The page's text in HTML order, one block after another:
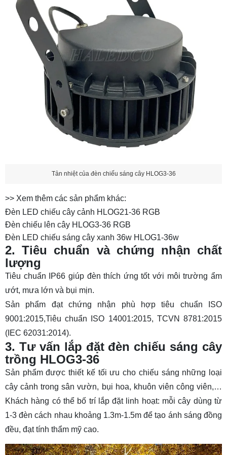
Tản nhiệt của đèn chiếu sáng cây HLOG3-36
>> Xem thêm các sản phẩm khác:
Đèn LED chiếu cây cảnh HLOG21-36 RGB
Đèn chiếu lên cây HLOG3-36 RGB
Đèn LED chiếu sáng cây xanh 36w HLOG1-36w
2. Tiêu chuẩn và chứng nhận chất
lượng
Tiêu chuẩn IP66 giúp đèn thích ứng tốt với môi trường ẩm
ướt, mưa lớn và bụi mịn.
Sản phẩm đạt chứng nhận phù hợp tiêu chuẩn ISO
9001:2015,Tiêu chuẩn ISO 14001:2015, TCVN 8781:2015
(IEC 62031:2014).
3. Tư vấn lắp đặt đèn chiếu sáng cây
trồng HLOG3-36
Sản phẩm được thiết kế tối ưu cho chiếu sáng những loại
cây cảnh trong sân vườn, bụi hoa, khuôn viên công viên,…
Khách hàng có thể bố trí lắp đặt linh hoạt: mỗi cây dùng từ
1-3 đèn cách nhau khoảng 1.3m-1.5m để tạo ánh sáng đồng
đều, đạt tính thẩm mỹ cao.